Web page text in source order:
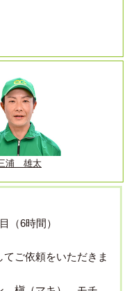
浦 雄太
（6時間）
ご依頼をいただきま